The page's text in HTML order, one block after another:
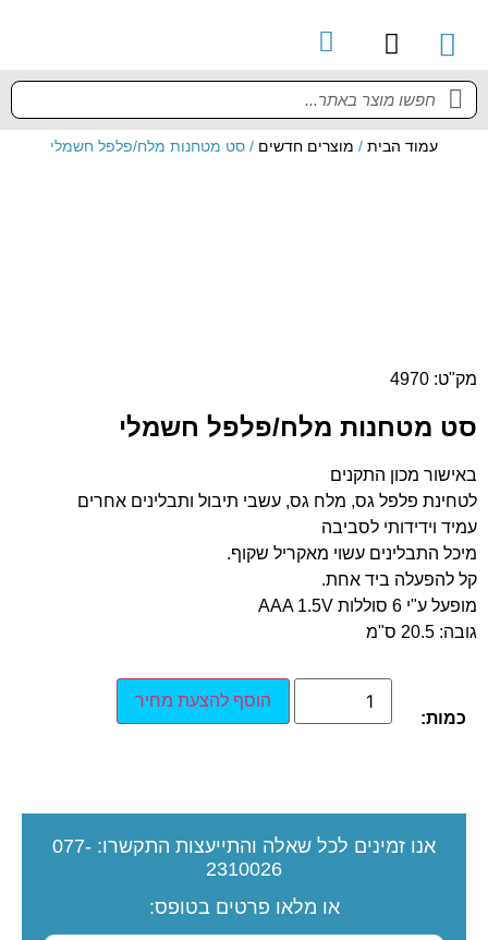
עמוד הבית / מוצרים חדשים / סט מטחנות מלח/פלפל חשמלי
מק"ט: 4970
סט מטחנות מלח/פלפל חשמלי
באישור מכון התקנים
לטחינת פלפל גס, מלח גס, עשבי תיבול ותבלינים אחרים
עמיד וידידותי לסביבה
מיכל התבלינים עשוי מאקריל שקוף.
קל להפעלה ביד אחת.
מופעל ע"י 6 סוללות AAA 1.5V
גובה: 20.5 ס"מ
כמות:
הוסף להצעת מחיר
אנו זמינים לכל שאלה והתייעצות התקשרו: 077-
2310026
או מלאו פרטים בטופס: